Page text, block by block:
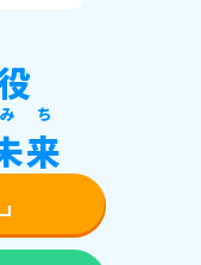
み
来
ち